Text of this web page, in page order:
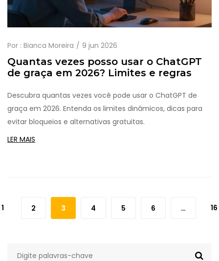
Por : Bianca Moreira 9 jun 2026
Quantas vezes posso usar o ChatGPT
de graça em 2026? Limites e regras
Descubra quantas vezes você pode usar o ChatGPT de
graça em 2026. Entenda os limites dinâmicos, dicas para
evitar bloqueios e alternativas gratuitas.
LER MAIS
1 2 3 4 5 6 … 16